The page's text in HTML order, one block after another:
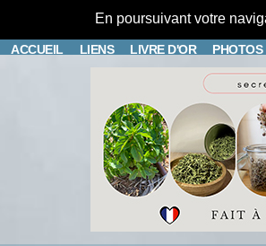
En poursuivant votre
ACCUEIL LIENS LIVRE D'OR PHOTOS